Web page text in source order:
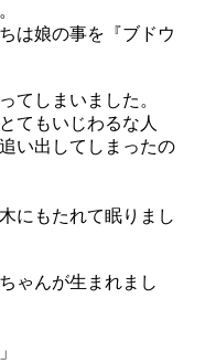
は娘の事を『ブドウ
てしまいました。
てもいじわるな人
い出してしまったの
にもたれて眠りまし
ゃんが生まれまし